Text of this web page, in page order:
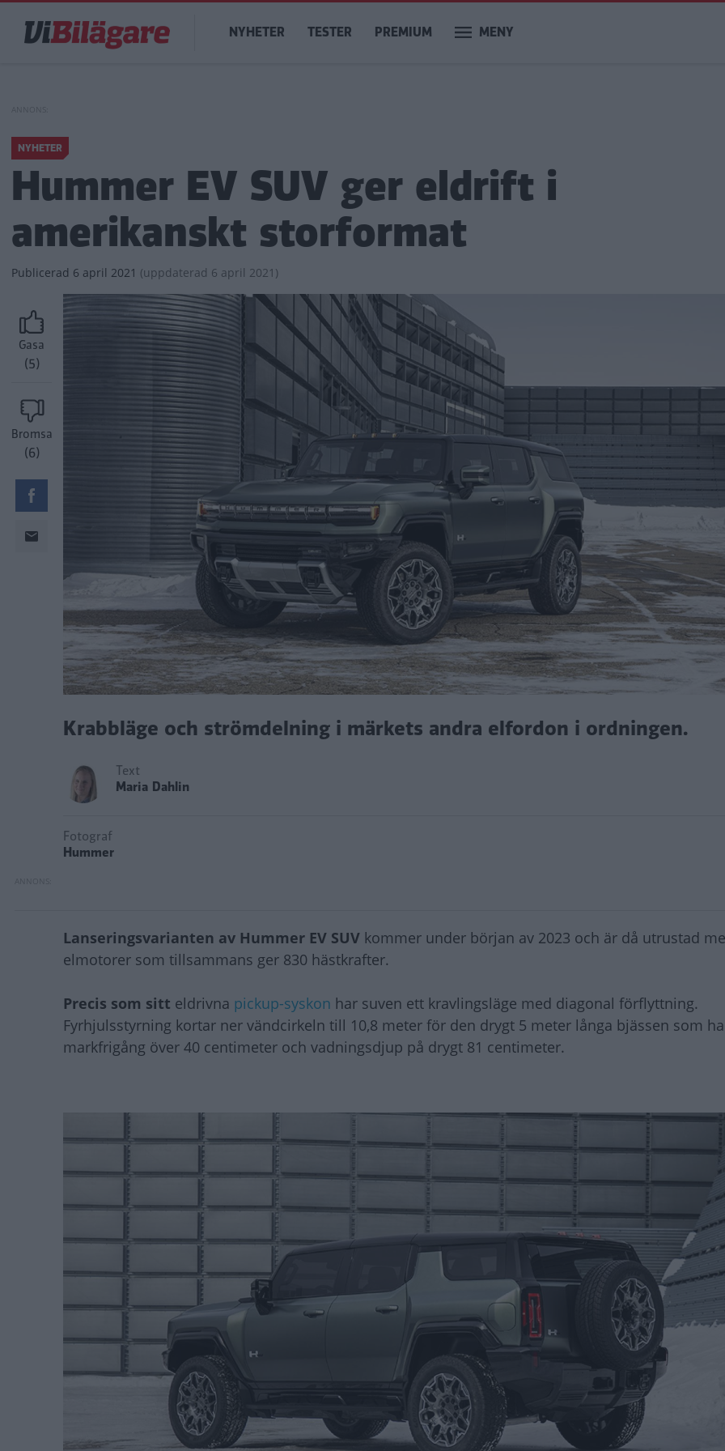
huvudinnehåll
Main
navigation
NYHETER TESTER PREMIUM MENY
NYHETER
Hummer EV SUV ger eldrift i
amerikanskt storformat
Publicerad 6 april 2021 (uppdaterad 6 april 2021)
Gasa
(5)
Bromsa
(6)
Krabbläge och strömdelning i märkets andra elfordon i ordningen.
Text
Maria Dahlin
Fotograf
Hummer
Lanseringsvarianten av Hummer EV SUV kommer under början av 2023 och är då utrustad
elmotorer som tillsammans ger 830 hästkrafter.
Precis som sitt eldrivna pickup-syskon har suven ett kravlingsläge med diagonal förflyttning.
Fyrhjulsstyrning kortar ner vändcirkeln till 10,8 meter för den drygt 5 meter långa bjässen som
markfrigång över 40 centimeter och vadningsdjup på drygt 81 centimeter.